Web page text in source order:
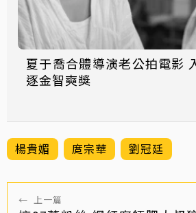
夏于喬合體導演老公拍電影
逐金智奭獎
楊貴媚 庹宗華 劉冠廷
← 上一篇